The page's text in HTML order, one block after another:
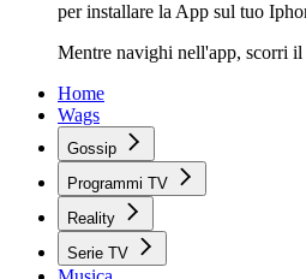
per installare la App sul tuo
Mentre navighi nell'app, scorri il
Home
Wags
Gossip
Programmi TV
Reality
Serie TV